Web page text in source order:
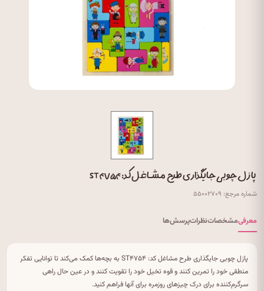
پازل چوبی جایگذاری طرح مشاغل کد: ST۴۷۵۴
شماره مرجع: ۵۵۰۰۲۷۰۹
معرفیمشخصاتنظراتپرسش‌ها
پازل چوبی جایگذاری طرح مشاغل کد: ST۴۷۵۴ به بچه‌ها کمک می‌کند تا توانایی تفکر
منطقی خود را تمرین کنند و قوه تخیل خود را تقویت کنند و در عین حال راهی
سرگرم‌کننده برای درک چیزهای روزمره برای آنها فراهم کنید.